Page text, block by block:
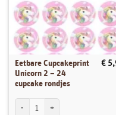
Eetbare Cupcakeprint
Unicorn 2 – 24
cupcake rondjes
€
Eetbare Cupcakeprint Unicorn 2 -